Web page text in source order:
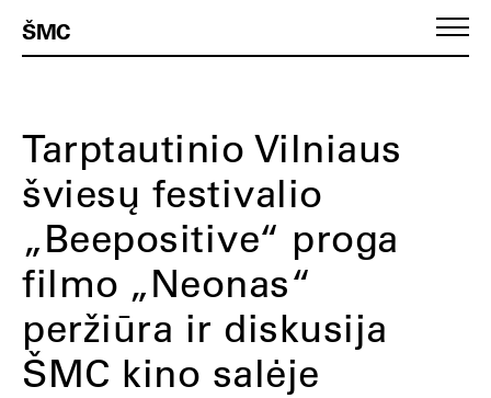
ŠMC
Tarptautinio Vilniaus
šviesų festivalio
„Beepositive“ proga
filmo „Neonas“
peržiūra ir diskusija
ŠMC kino salėje